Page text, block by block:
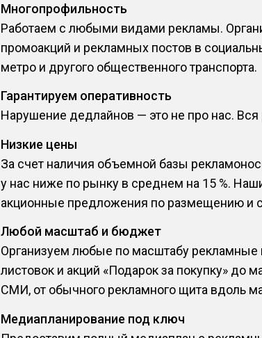
Многопрофильность
Работаем с любыми видами рекламы.
промоакций и рекламных постов в
метро и другого общественного транспорта.
Гарантируем оперативность
Нарушение дедлайнов — это не про нас. Вся
Низкие цены
За счет наличия объемной базы
у нас ниже по рынку в среднем на 15 %.
акционные предложения по размещению и
Любой масштаб и бюджет
Организуем любые по масштабу рекламные
листовок и акций «Подарок за покупку» до
СМИ, от обычного рекламного щита вдоль
Медиапланирование под ключ